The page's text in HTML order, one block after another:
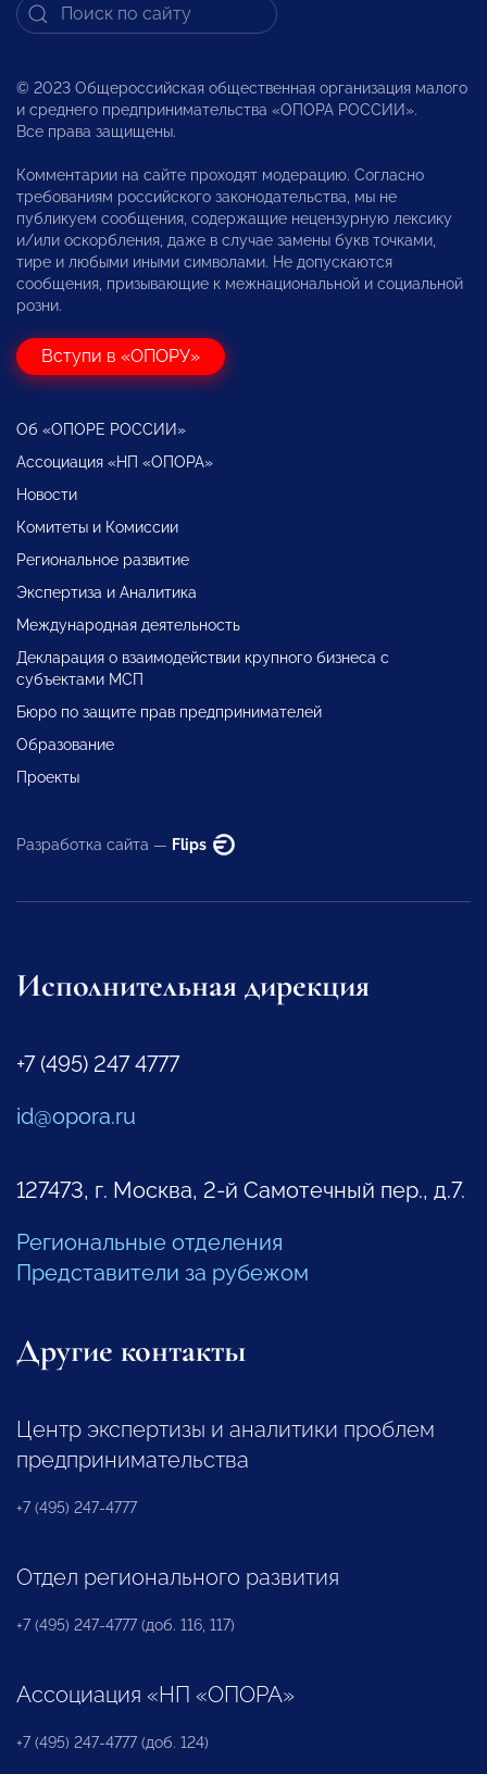
© 2023 Общероссийская общественная организация малого
и среднего предпринимательства «ОПОРА РОССИИ».
Все права защищены.
Комментарии на сайте проходят модерацию. Согласно
требованиям российского законодательства, мы не
публикуем сообщения, содержащие нецензурную лексику
и/или оскорбления, даже в случае замены букв точками,
тире и любыми иными символами. Не допускаются
сообщения, призывающие к межнациональной и социальной
розни.
Вступи в «ОПОРУ»
Об «ОПОРЕ РОССИИ»
Ассоциация «НП «ОПОРА»
Новости
Комитеты и Комиссии
Региональное развитие
Экспертиза и Аналитика
Международная деятельность
Декларация о взаимодействии крупного бизнеса с
субъектами МСП
Бюро по защите прав предпринимателей
Образование
Проекты
Разработка сайта — Flips
Исполнительная дирекция
+7 (495) 247 4777
id@opora.ru
127473, г. Москва, 2-й Самотечный пер., д.7.
Региональные отделения
Представители за рубежом
Другие контакты
Центр экспертизы и аналитики проблем
предпринимательства
+7 (495) 247-4777
Отдел регионального развития
+7 (495) 247-4777 (доб. 116, 117)
Ассоциация «НП «ОПОРА»
+7 (495) 247-4777 (доб. 124)